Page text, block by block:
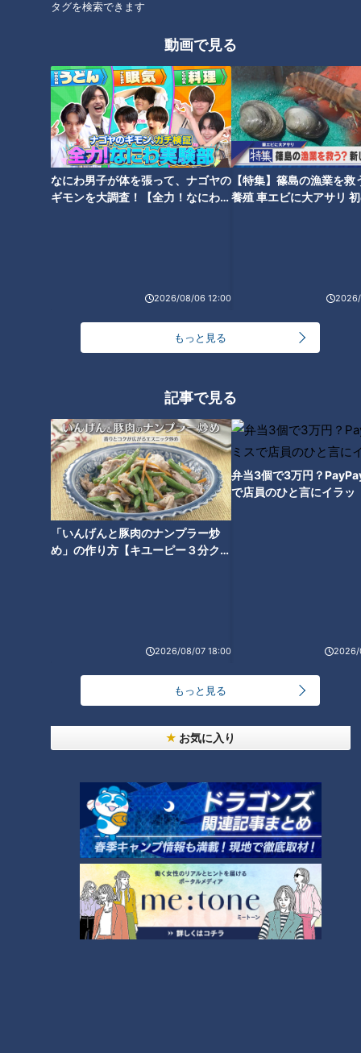
タグを検索できます
動画で見る
なにわ男子が体を張って、ナゴヤの
ギモンを大調査！【全力！なにわ実
2026/08/06 12:00
【特集】篠島の漁業を救
養殖 車エビに大アサリ
もっと見る
記事で見る
「いんげんと豚肉のナンプラー炒
め」の作り方【キユーピー３分クッ
2026/08/07 18:00
弁当3個で3万円？
で店員のひと言にイラッ
2026/
もっと見る
お気に入り
碧南市はニンジンに最適な水はけの良い土質でミネラルも豊
富。碧南で育てると、「どんなニンジンでも甘くなる」といわ
下がっても凍ってしまわないよう自ら糖分を蓄えるため、より
甘くなる性質があるといいます。
産直で聞いたニンジンの「丸ごとステーキ」＆
「恵方巻」！？
続いて、農家の方のニンジンレシピを聞き込み開始。最初に出
てきたのは豪快レシピです。
（農家歴25年・杉浦さん）
「丸ごと1本のニンジンステーキ。1本丸々グリルで焼く」
酢のもの」がおすすめ。甘みと酸味で食べやすいそうです。
さらに、調理に時間をかけたくないという人にピッタリな、ス
ライスしたニンジンを耐熱容器に入れて数分レンチンし、めん
つゆで味を付けるだけの「レンチンニンジン」も教えてもらい
ました。
さらにレシピを聞くため、碧南市内にある産直「あおいパー
ク」でも、レシピの聞き込みをします。
（お客さん）
「ジュースにする。『へきなん美人』は苦くないから、ニンジ
ンが嫌いな人でも食べられる」